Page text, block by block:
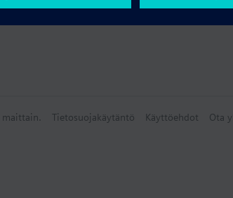
Tietosuojakäytäntö Käyttöehdot Ota